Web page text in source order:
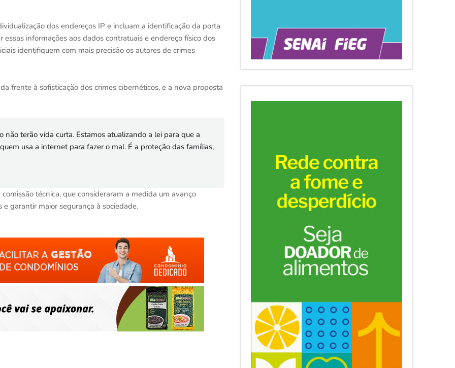
dos endereços IP e incluam a identificação da porta
informações aos dados contratuais e endereço físico dos
identifiquem com mais precisão os autores de crimes
frente à sofisticação dos crimes cibernéticos, e a nova proposta
terão vida curta. Estamos atualizando a lei para que a
usa a internet para fazer o mal. É a proteção das famílias,
técnica, que consideraram a medida um avanço
garantir maior segurança à sociedade.